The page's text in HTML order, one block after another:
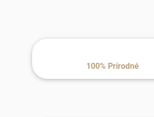
100% Prírodné